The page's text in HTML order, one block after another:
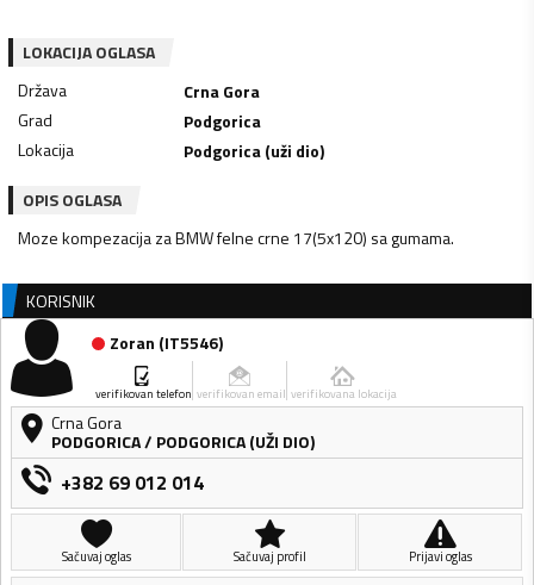
LOKACIJA OGLASA
Država
Crna Gora
Grad
Podgorica
Lokacija
Podgorica (uži dio)
OPIS OGLASA
Moze kompezacija za BMW felne crne 17(5x120) sa gumama.
KORISNIK
Zoran (IT5546)
verifikovan telefon verifikovan email verifikovana lokacija
Crna Gora
PODGORICA/ PODGORICA (UŽI DIO)
+382 69 012 014
Sačuvaj oglas Sačuvaj profil Prijavi oglas